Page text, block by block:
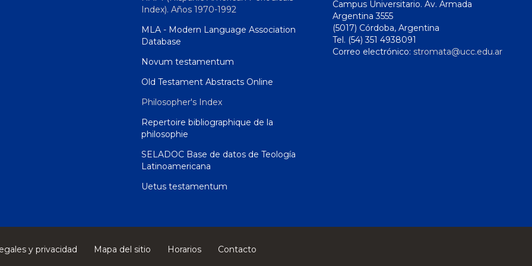
Index). Años 1970-1992
MLA - Modern Language Association
Database
Novum testamentum
Old Testament Abstracts Online
Philosopher's Index
Repertoire bibliographique de la
philosophie
SELADOC Base de datos de Teología
Latinoamericana
Uetus testamentum
Campus Universitario. Av. Armada
Argentina 3555
(5017) Córdoba, Argentina
Tel. (54) 351 4938091
Correo electrónico: stromata@ucc.edu.ar
y privacidad Mapa del sitio Horarios
Contacto